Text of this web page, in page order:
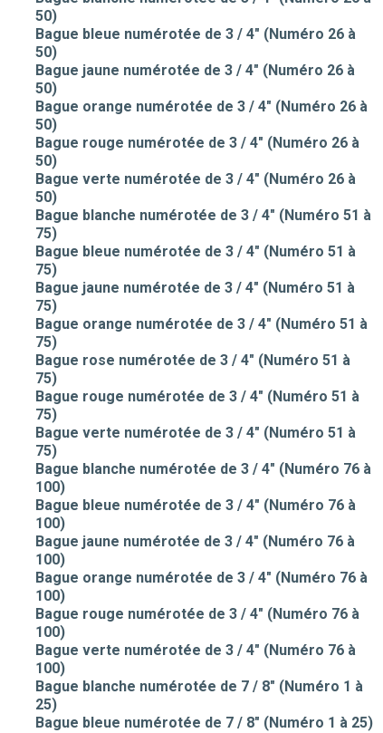
50)
Bague bleue numérotée de 3 / 4" (Numéro 26 à
50)
Bague jaune numérotée de 3 / 4" (Numéro 26 à
50)
Bague orange numérotée de 3 / 4" (Numéro 26 à
50)
Bague rouge numérotée de 3 / 4" (Numéro 26 à
50)
Bague verte numérotée de 3 / 4" (Numéro 26 à
50)
Bague blanche numérotée de 3 / 4" (Numéro 51 à
75)
Bague bleue numérotée de 3 / 4" (Numéro 51 à
75)
Bague jaune numérotée de 3 / 4" (Numéro 51 à
75)
Bague orange numérotée de 3 / 4" (Numéro 51 à
75)
Bague rose numérotée de 3 / 4" (Numéro 51 à
75)
Bague rouge numérotée de 3 / 4" (Numéro 51 à
75)
Bague verte numérotée de 3 / 4" (Numéro 51 à
75)
Bague blanche numérotée de 3 / 4" (Numéro 76 à
100)
Bague bleue numérotée de 3 / 4" (Numéro 76 à
100)
Bague jaune numérotée de 3 / 4" (Numéro 76 à
100)
Bague orange numérotée de 3 / 4" (Numéro 76 à
100)
Bague rouge numérotée de 3 / 4" (Numéro 76 à
100)
Bague verte numérotée de 3 / 4" (Numéro 76 à
100)
Bague blanche numérotée de 7 / 8" (Numéro 1 à
25)
Bague bleue numérotée de 7 / 8" (Numéro 1 à 25)